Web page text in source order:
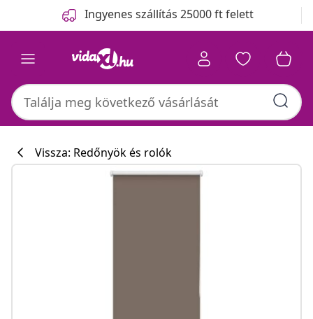
Ingyenes szállítás 25000 ft felett
Vissza: Redőnyök és rolók